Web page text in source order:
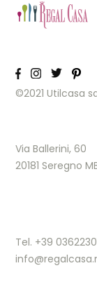
©2021 Utilcasa
Via Ballerini, 60
20181 Seregno
Tel. +39